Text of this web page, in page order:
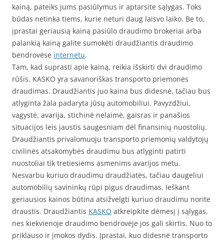
kainą, pateiks jums pasiūlymus ir aptarsite sąlygas. Toks
būdas netinka tiems, kurie neturi daug laisvo laiko. Be to,
įprastai geriausią kainą pasiūlo draudimo brokeriai arba
palankią kainą galite sumokėti draudžiantis draudimo
bendrovėse internetu.
Tam, kad suprasti apie kainą, reikia išskirti dvi draudimo
rūšis. KASKO yra savanoriškas transporto priemonės
draudimas. Draudžiantis juo kaina bus didesnė, tačiau bus
atlyginta žala padaryta jūsų automobiliui. Pavyzdžiui,
vagystė, avarija, stichinė nelaimė, gaisras ir panašios
situacijos leis jaustis saugesniam dėl finansinių nuostolių.
Draudžiantis privalomuoju transporto priemonių valdytojų
civilinės atsakomybės draudimu bus atlyginti patirti
nuostoliai tik tretiesiems asmenims avarijos metu.
Nesvarbu kuriuo draudimu draudžiatės, tačiau daugeliui
automobilių savininkų rūpi pigus draudimas. Ieškant
geriausios kainos būtina atsižvelgti kuriuo draudimu norite
draustis. Draudžiantis KASKO atkreipkite dėmesį į sąlygas,
nes kiekvienoje draudimo bendrovėje jos gali skirtis. Nuo to
priklauso ir įmokos dydis. Įprastai, kuo didesnė transporto